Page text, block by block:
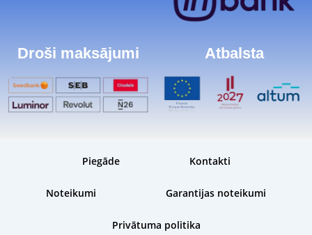
Droši maksājumi Atbalsta
Piegāde Kontakti
Noteikumi Garantijas noteikumi
Privātuma politika